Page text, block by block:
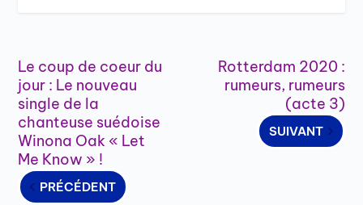
Le coup de coeur du
jour : Le nouveau
single de la
chanteuse suédoise
Winona Oak « Let
Me Know » !
PRÉCÉDENT
Rotterdam 2020 :
rumeurs, rumeurs
(acte 3)
SUIVANT